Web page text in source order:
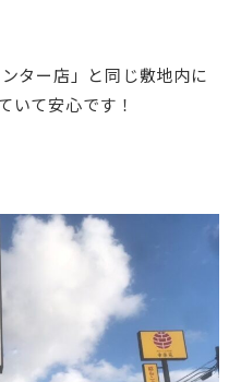
ター店」と同じ敷地内に
いて安心です！